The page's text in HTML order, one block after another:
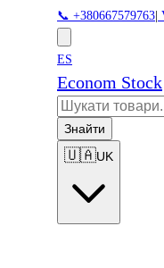
📞 +380667579763
ES
Econom Stock
Знайти
🇺🇦UK